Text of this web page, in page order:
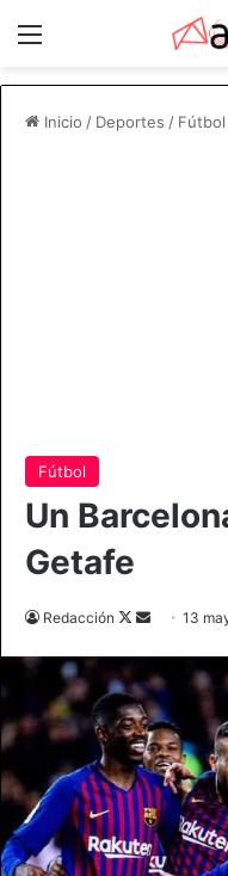
Menú
Inicio / Deportes / Fútbol
Fútbol
Un
Getafe
Redacción
Follow
Send
email
13